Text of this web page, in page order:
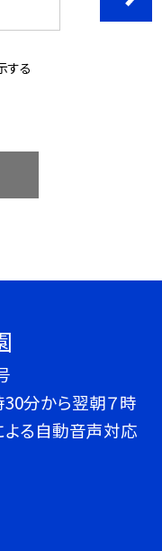
する
分から翌朝７時
よる自動音声対応